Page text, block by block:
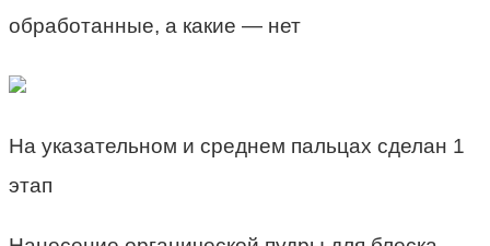
обработанные, а какие — нет
На указательном и среднем пальцах сделан 1
этап